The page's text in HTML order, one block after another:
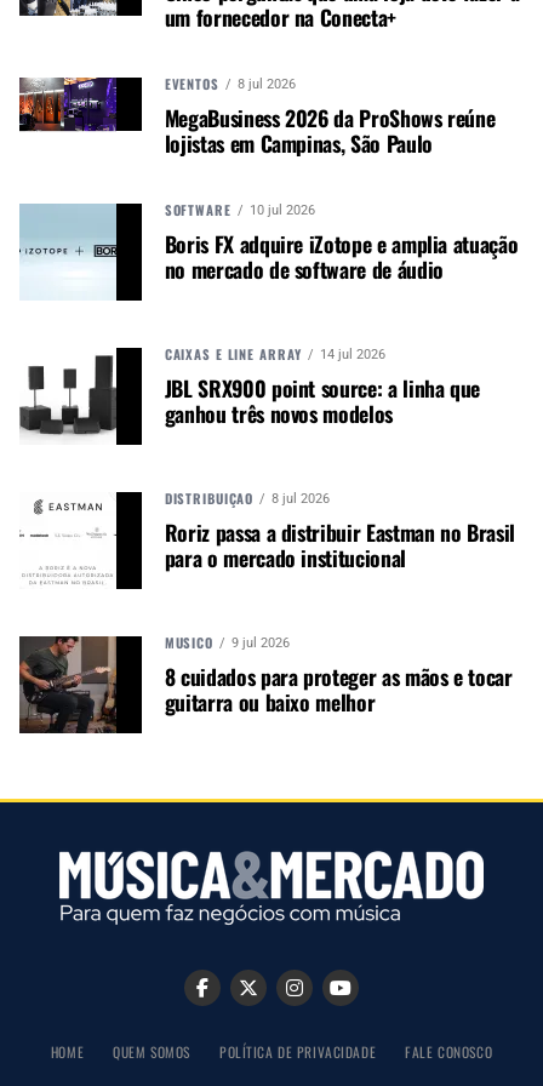
Sensibilidade: 105 dB +- 5 dB
Conector: 3,5 mm (P2) estéreo
Adaptador: 6,3 mm (P10) estéreo
Cores: BK,SV,WH
Equipo
publicação empenhada em
promover e divulgar o mercado e
negócios para o music business,
musicais. Nós amamos o que
fazemos.
Noticias que ajudam seu trabalho com a música.
Acesse o Canal de WhatsApp
um fornecedor na Conecta+
EVENTOS 8 jul 2026
MegaBusiness 2026 da ProShows reúne
lojistas em Campinas, São Paulo
SOFTWARE 10 jul 2026
Boris FX adquire iZotope e amplia atuação
no mercado de software de áudio
CAIXAS E LINE ARRAY 14 jul 2026
JBL SRX900 point source: a linha que
ganhou três novos modelos
DISTRIBUIÇÃO 8 jul 2026
Roriz passa a distribuir Eastman no Brasil
para o mercado institucional
MÚSICO 9 jul 2026
8 cuidados para proteger as mãos e tocar
guitarra ou baixo melhor
HOME QUEM SOMOS POLÍTICA DE PRIVACIDADE FALE CONOSCO